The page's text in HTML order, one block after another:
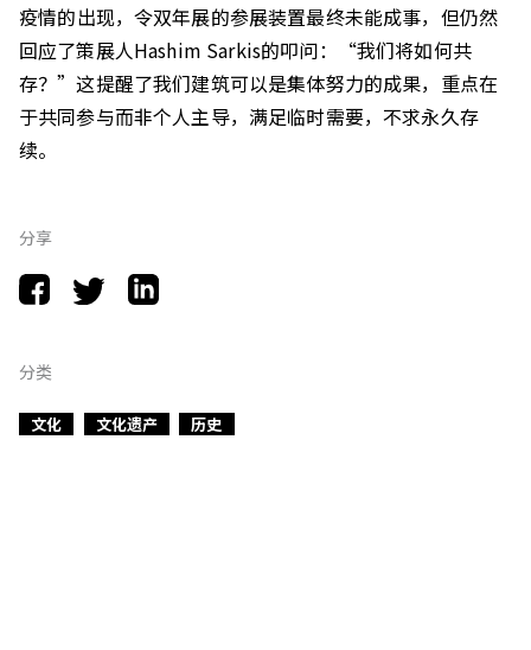
疫情的出现， 令双年展的参展装置最终未能成事，但仍然
回应了策展人Hashim Sarkis的叩问：“我们将如何共
存？”这提醒了我们建筑可以是集体努力的成果， 重点在
于共同参与而非个人主导， 满足临时需要，不求永久存
续。
分享
分类
文化 文化遗产 历史